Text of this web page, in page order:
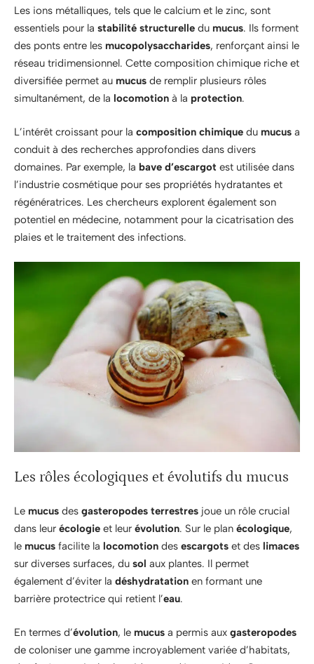
Les ions métalliques, tels que le calcium et le zinc, sont
essentiels pour la stabilité structurelle du mucus. Ils forment
des ponts entre les mucopolysaccharides, renforçant ainsi le
réseau tridimensionnel. Cette composition chimique riche et
diversifiée permet au mucus de remplir plusieurs rôles
simultanément, de la locomotion à la protection.
L’intérêt croissant pour la composition chimique du mucus a
conduit à des recherches approfondies dans divers
domaines. Par exemple, la bave d’escargot est utilisée dans
l’industrie cosmétique pour ses propriétés hydratantes et
régénératrices. Les chercheurs explorent également son
potentiel en médecine, notamment pour la cicatrisation des
plaies et le traitement des infections.
Les rôles écologiques et évolutifs du mucus
Le mucus des gasteropodes terrestres joue un rôle crucial
dans leur écologie et leur évolution. Sur le plan écologique,
le mucus facilite la locomotion des escargots et des limaces
sur diverses surfaces, du sol aux plantes. Il permet
également d’éviter la déshydratation en formant une
barrière protectrice qui retient l’eau.
En termes d’évolution, le mucus a permis aux gasteropodes
de coloniser une gamme incroyablement variée d’habitats,